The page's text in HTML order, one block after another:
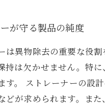
が守る製品の純度
は異物除去の重要な役
持は欠かせません。特
す。 ストレーナーの設
どが求められます。ま